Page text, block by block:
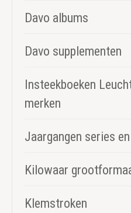
Davo albums
Davo supplementen
Insteekboeken
merken
Jaargangen series
Kilowaar
Klemstroken